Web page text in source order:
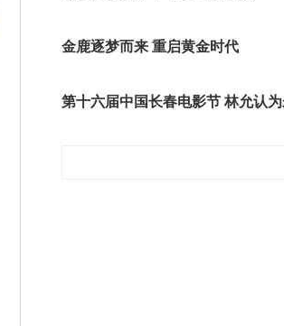
金鹿逐梦而来 重启黄金时代
第十六届中国长春电影节 林允认